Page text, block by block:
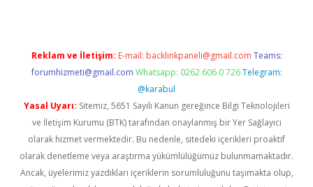
Reklam ve İletişim: E-mail: backlinkpaneli@gmail.com Teams:
forumhizmeti@gmail.com Whatsapp: 0262 606 0 726 Telegram:
@karabul
Yasal Uyarı: Sitemiz, 5651 Sayılı Kanun gereğince Bilgi Teknolojileri
ve İletişim Kurumu (BTK) tarafından onaylanmış bir Yer Sağlayıcı
olarak hizmet vermektedir. Bu nedenle, sitedeki içerikleri proaktif
olarak denetleme veya araştırma yükümlülüğümüz bulunmamaktadır.
Ancak, üyelerimiz yazdıkları içeriklerin sorumluluğunu taşımakta olup,